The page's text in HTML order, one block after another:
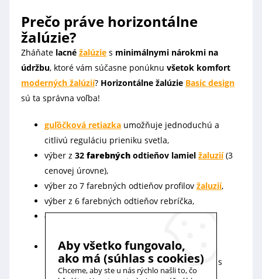
Prečo práve horizontálne
žalúzie?
Zháňate lacné žalúzie s minimálnymi nárokmi na
údržbu, ktoré vám súčasne ponúknu všetok komfort
moderných žalúzií? Horizontálne žalúzie Basic design
sú ta správna voľba!
guľôčková retiazka umožňuje jednoduchú a
citlivú reguláciu prieniku svetla,
výber z 32 farebných odtieňov lamiel žaluzií(3
cenovej úrovne),
výber zo 7 farebných odtieňov profilov žaluzií,
výber z 6 farebných odtieňov rebríčka,
celotieniace prevedenieneprepustí ani
pestrá paletafarebných odtieňovponúka
množstvo možností, ako svoježalúziezladiť s
Aby všetko fungovalo,
ako má (súhlas s cookies)
Chceme, aby ste u nás rýchlo našli to, čo